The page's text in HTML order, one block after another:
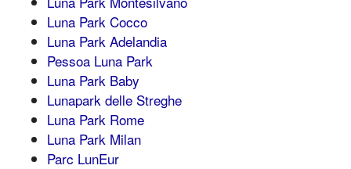
Luna Park Cocco
Luna Park Adelandia
Pessoa Luna Park
Luna Park Baby
Lunapark delle Streghe
Luna Park Rome
Luna Park Milan
Parc LunEur